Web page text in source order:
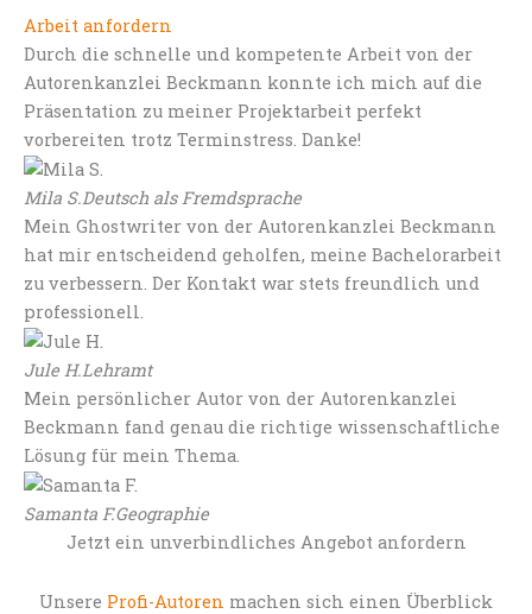
Arbeit anfordern
Durch die schnelle und kompetente Arbeit von der
Autorenkanzlei Beckmann konnte ich mich auf die
Präsentation zu meiner Projektarbeit perfekt
vorbereiten trotz Terminstress. Danke!
Mila S.Deutsch als Fremdsprache
Mein Ghostwriter von der Autorenkanzlei Beckmann
hat mir entscheidend geholfen, meine Bachelorarbeit
zu verbessern. Der Kontakt war stets freundlich und
professionell.
Jule H.Lehramt
Mein persönlicher Autor von der Autorenkanzlei
Beckmann fand genau die richtige wissenschaftliche
Lösung für mein Thema.
Samanta F.Geographie
Jetzt ein unverbindliches Angebot anfordern
Unsere Profi-Autoren machen sich einen Überblick